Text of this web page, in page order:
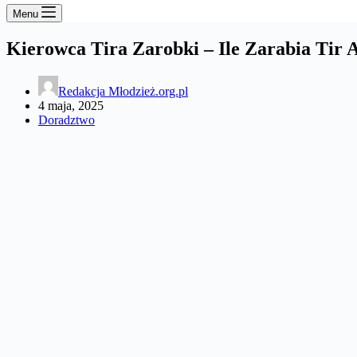
Menu
Kierowca Tira Zarobki – Ile Zarabia Tir
Redakcja Młodzież.org.pl
4 maja, 2025
Doradztwo